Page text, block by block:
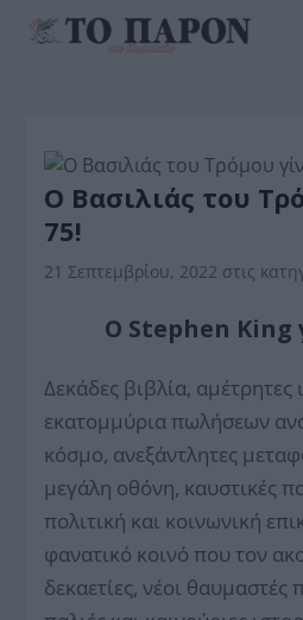
O Bασιλιάς του
75!
21 Σεπτεμβρίου, 2022 στις
O Stephen King
Δεκάδες βιβλία, αμέτρητες
εκατομμύρια πωλήσεων
κόσμο, ανεξάντλητες
μεγάλη οθόνη, καυστικές
πολιτική και κοινωνική
φανατικό κοινό που τον
δεκαετίες, νέοι